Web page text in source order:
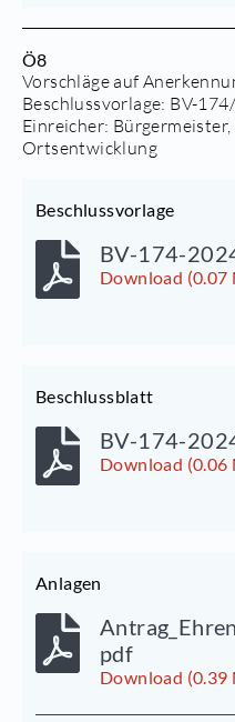
Ö8
Vorschläge auf
Beschlussvorlage: BV-
Einreicher:
Ortsentwicklung
Beschlussvorlage
BV-174-
Download (0.07
Beschlussblatt
BV-174-
Download (0.06
Anlagen
pdf
Download (0.39